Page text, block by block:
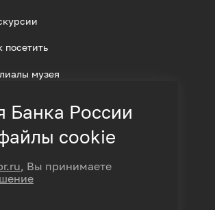
посетить
музея
Банка России
cookie
, Вы принимаете